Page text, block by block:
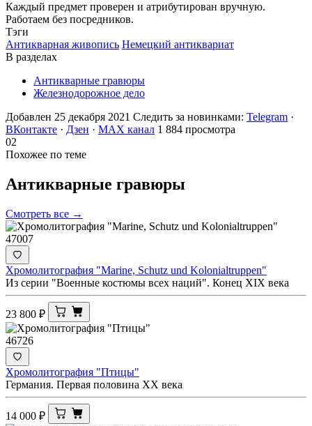
Каждый предмет проверен и атрибутирован вручную.
Работаем без посредников.
Тэги
Антикварная живопись Немецкий антиквариат
В разделах
Антикварные гравюры
Железнодорожное дело
Добавлен 25 декабря 2021 Следить за новинками: Telegram ·
ВКонтакте · Дзен · MAX канал 1 884 просмотра
02
Похожее по теме
Антикварные гравюры
Смотреть все →
47007
Хромолитография "Мarine, Schutz und Kolonialtruppen"
Из серии "Военные костюмы всех наций". Конец ХIX века
23 800 ₽
46726
Хромолитография "Птицы"
Германия. Первая половина ХХ века
14 000 ₽